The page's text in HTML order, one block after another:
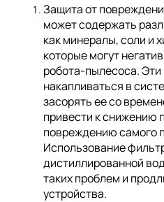
Защита от
может содержать
как минералы, соли и
которые могут
робота-пылесоса.
накапливаться в
засорять ее со
привести к снижению
повреждению самого
Использование
дистиллированной
таких проблем и
устройства.